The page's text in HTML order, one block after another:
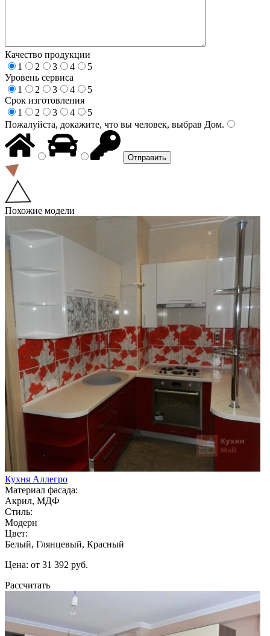
Качество продукции
1
2 3 4
5
Уровень сервиса
1
2 3 4
5
Срок изготовления
1
2 3 4
5
Пожалуйста, докажите, что вы человек, выбрав Дом.
Похожие модели
Кухня Аллегро
Материал фасада:
Акрил, МДФ
Стиль:
Модерн
Цвет:
Белый, Глянцевый, Красный
Цена: от 31 392 руб.
Рассчитать